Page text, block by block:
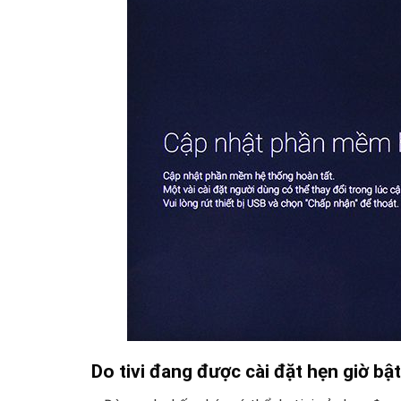
Do tivi đang được cài đặt hẹn giờ